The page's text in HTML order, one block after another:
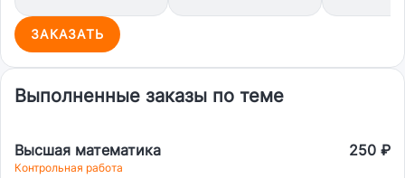
ЗАКАЗАТЬ
Выполненные заказы по теме
Высшая математика 250 ₽
Контрольная работа